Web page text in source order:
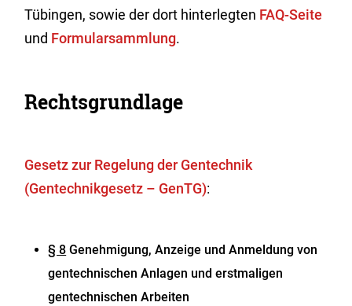
Tübingen, sowie der dort hinterlegten FAQ-Seite
und Formularsammlung.
Rechtsgrundlage
Gesetz zur Regelung der Gentechnik
(Gentechnikgesetz – GenTG):
§ 8 Genehmigung, Anzeige und Anmeldung von
gentechnischen Anlagen und erstmaligen
gentechnischen Arbeiten